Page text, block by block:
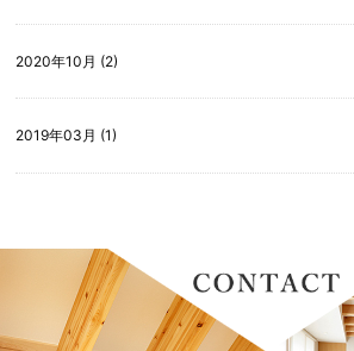
2020年10月 (2)
2019年03月 (1)